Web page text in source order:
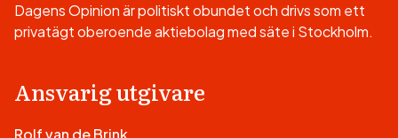
Dagens Opinion är politiskt obundet och drivs som ett
privatägt oberoende aktiebolag med säte i Stockholm.
Ansvarig utgivare
Rolf van de Brink